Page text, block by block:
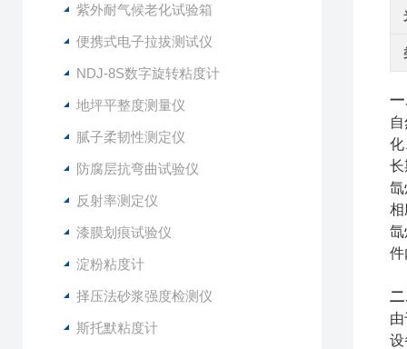
紫外耐气候老化试验箱
便携式电子拉拔测试仪
NDJ-8S数字旋转粘度计
地坪平整度测量仪
腻子柔韧性测定仪
防腐层抗弯曲试验仪
反射率测定仪
漆膜划痕试验仪
淀粉粘度计
择压法砂浆强度检测仪
斯托默粘度计
一
化
长
氙
相
氙
件
二
设